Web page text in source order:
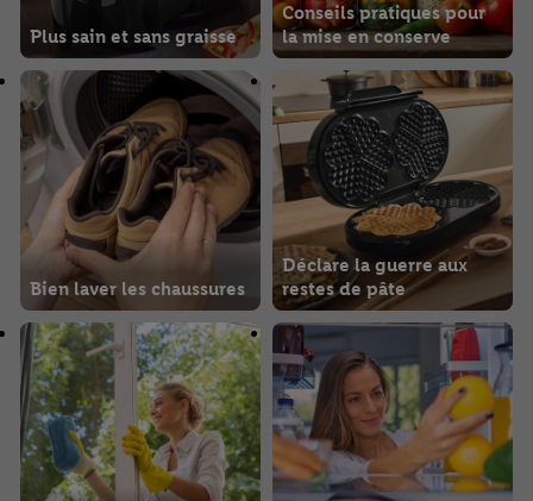
Plus sain et sans graisse
Conseils pratiques pour
la mise en conserve
Bien laver les chaussures
Déclare la guerre aux
restes de pâte